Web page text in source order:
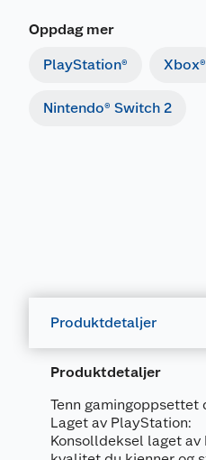
Oppdag mer
PlayStation® Xbox®
Nintendo® Switch 2
Produktdetaljer
Produktdetaljer
Tenn
Laget av PlayStation:
Konsolldeksel laget av